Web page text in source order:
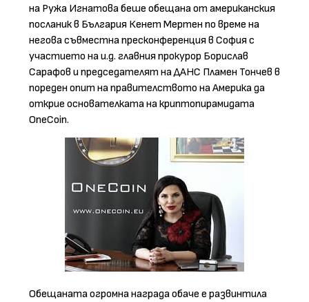
на Ружа Игнатова беше обещана от американския
посланик в България Кенет Мертен по време на
негова съвместна пресконференция в София с
участието на и.д. главния прокурор Борислав
Сарафов и председателят на ДАНС Пламен Тончев в
пореден опит на правителството на Америка да
открие основателката на криптопирамидата
OneCoin.
Обещаната огромна награда обаче е развинтила